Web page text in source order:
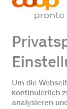
Alle Preise in
erhältlich.